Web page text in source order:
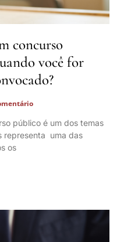
concurso
você for
público é um dos temas
representa uma das
os